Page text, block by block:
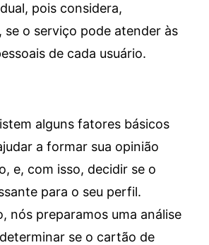
pois considera,
se o serviço pode atender às
de cada usuário.
alguns fatores básicos
a formar sua opinião
e, com isso, decidir se o
para o seu perfil.
nós preparamos uma análise
se o cartão de